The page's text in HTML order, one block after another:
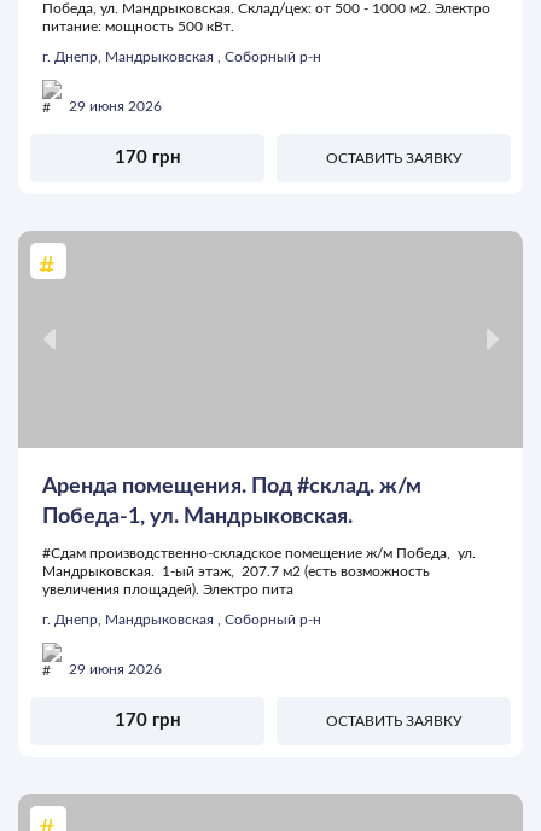
Победа, ул. Мандрыковская. Склад/цех: от 500 - 1000 м2. Электро
питание: мощность 500 кВт.
г. Днепр, Мандрыковская , Соборный р-н
29 июня 2026
170 грн ОСТАВИТЬ ЗАЯВКУ
Аренда помещения. Под #склад. ж/м
Победа-1, ул. Мандрыковская.
#Сдам производственно-складское помещение ж/м Победа, ул.
Мандрыковская. 1-ый этаж, 207.7 м2 (есть возможность
увеличения площадей). Электро пита
г. Днепр, Мандрыковская , Соборный р-н
29 июня 2026
170 грн ОСТАВИТЬ ЗАЯВКУ